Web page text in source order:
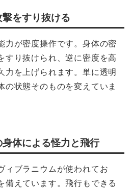
をすり抜ける
力が密度操作です。身体の密
すり抜けられ、逆に密度を高
力を上げられます。単に透明
の状態そのものを変えていま
体による怪力と飛行
ィブラニウムが使われてお
備えています。飛行もできる